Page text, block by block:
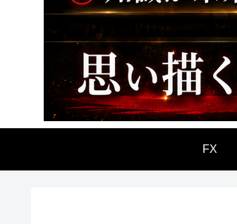
FX